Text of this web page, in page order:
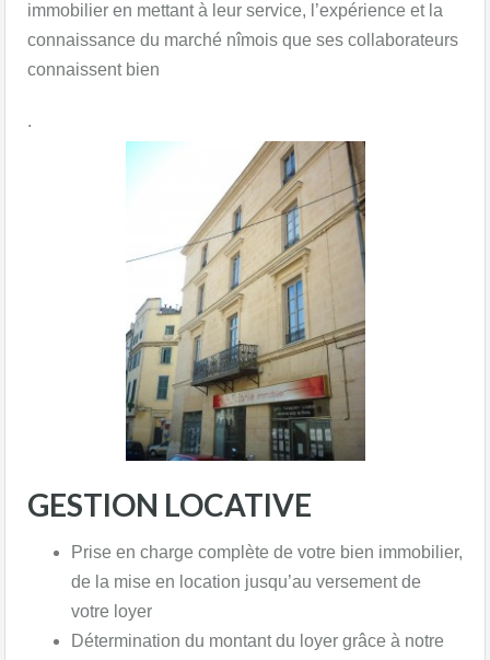
immobilier en mettant à leur service, l’expérience et la
connaissance du marché nîmois que ses collaborateurs
connaissent bien
.​
GESTION LOCATIVE
Prise en charge complète de votre bien immobilier,
de la mise en location jusqu’au versement de
votre loyer
Détermination du montant du loyer grâce à notre